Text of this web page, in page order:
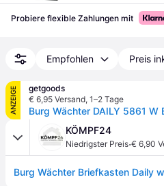
Probiere flexible Zahlungen mit
Empfohlen Preis
ANZEIGE
getgoods
€ 6,95 Versand, 1–2 Tage
KÖMPF24
Niedrigster Preis·€ 6,90
Burg Wächter Briefkasten Daily